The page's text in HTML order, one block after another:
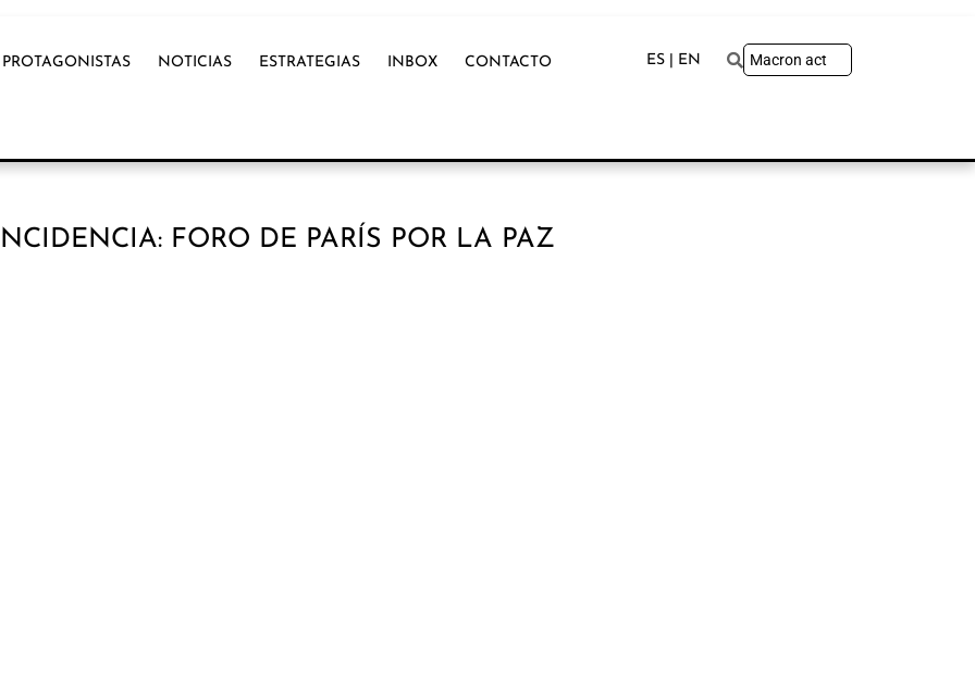
PROTAGONISTAS NOTICIAS ESTRATEGIAS INBOX CONTACTO ES | EN
FORO DE PARÍS POR LA PAZ